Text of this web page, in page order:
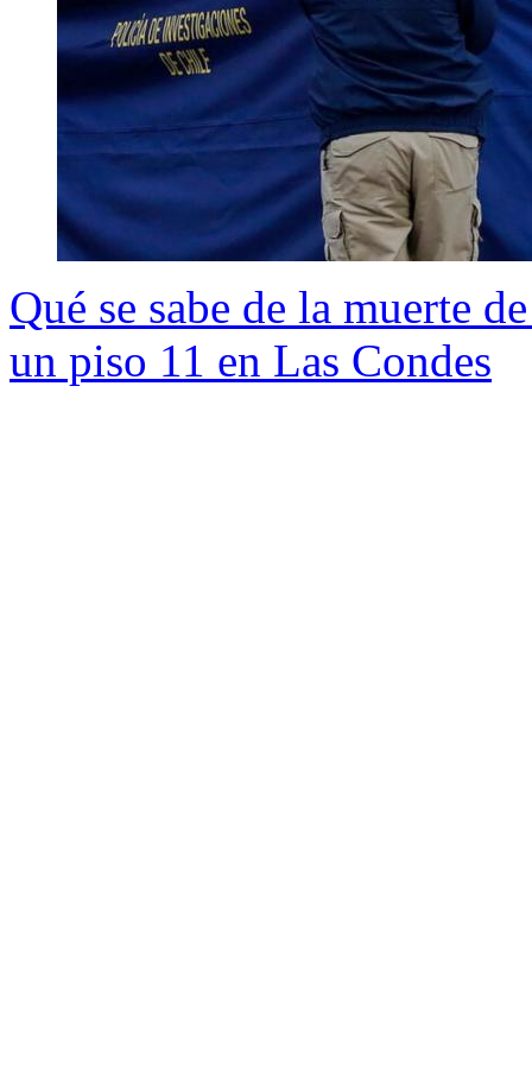
Qué se sabe de la muerte
un piso 11 en Las Condes